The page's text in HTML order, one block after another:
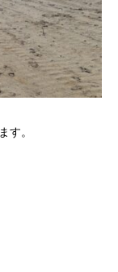
す。